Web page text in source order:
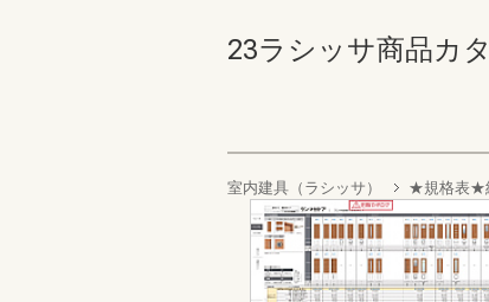
23ラシッサ商品カ
室内建具（ラシッサ） ★規格表★